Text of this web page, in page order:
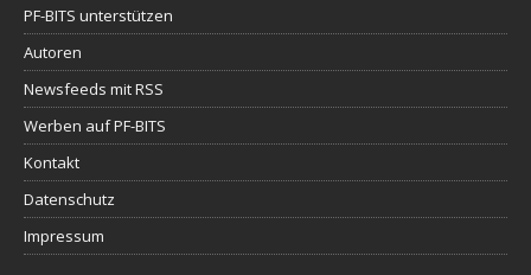
PF-BITS unterstützen
Autoren
Newsfeeds mit RSS
Werben auf PF-BITS
Kontakt
Datenschutz
Impressum